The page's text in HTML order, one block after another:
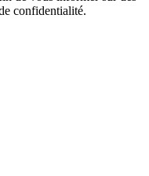
confidentialité.